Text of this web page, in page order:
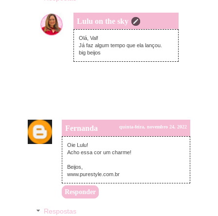
Lulu on the sky
quinta-feira, novembro 24, 2022
Olá, Val!
Já faz algum tempo que ela lançou.
big beijos
Fernanda quinta-feira, novembro 24, 2022
Oie Lulu!
Acho essa cor um charme!
Beijos,
www.purestyle.com.br
Responder
Respostas